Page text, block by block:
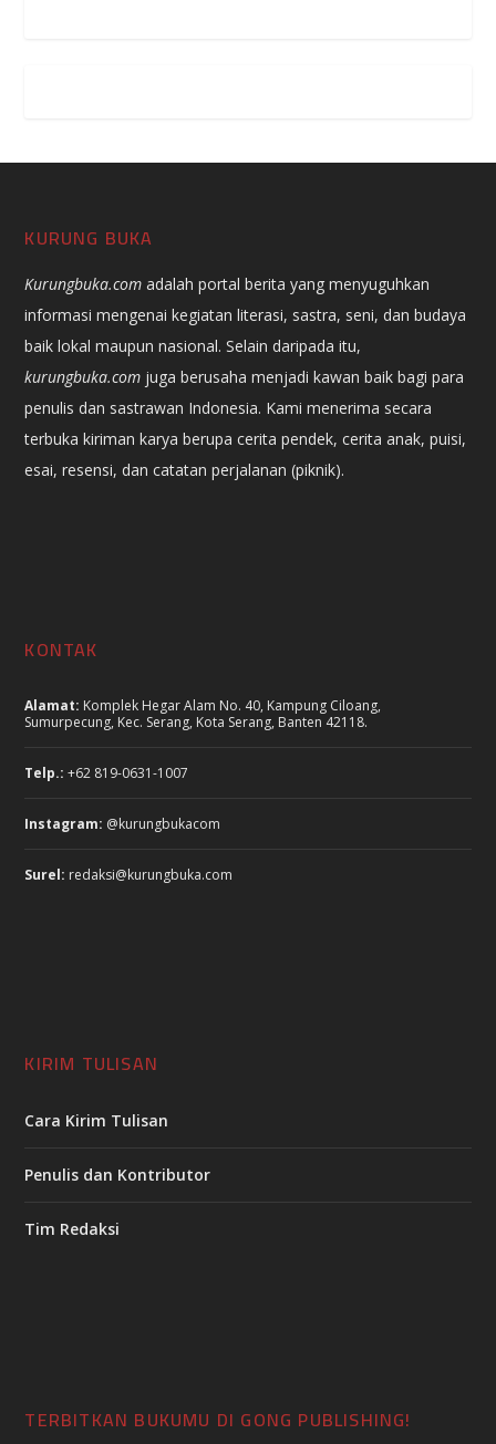
KURUNG BUKA
Kurungbuka.com adalah portal berita yang menyuguhkan
informasi mengenai kegiatan literasi, sastra, seni, dan budaya
baik lokal maupun nasional. Selain daripada itu,
kurungbuka.com juga berusaha menjadi kawan baik bagi para
penulis dan sastrawan Indonesia. Kami menerima secara
terbuka kiriman karya berupa cerita pendek, cerita anak, puisi,
esai, resensi, dan catatan perjalanan (piknik).
KONTAK
Alamat: Komplek Hegar Alam No. 40, Kampung Ciloang,
Sumurpecung, Kec. Serang, Kota Serang, Banten 42118.
Telp.: +62 819-0631-1007
Instagram: @kurungbukacom
Surel: redaksi@kurungbuka.com
KIRIM TULISAN
Cara Kirim Tulisan
Penulis dan Kontributor
Tim Redaksi
TERBITKAN BUKUMU DI GONG PUBLISHING!